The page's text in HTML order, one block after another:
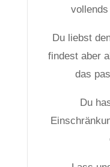
Du liebst
findest aber
das
Du